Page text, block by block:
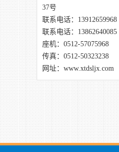
37号
联系电话：13912659968
联系电话：13862640085
座机： 0512-57075968
传真：0512-50323238
网址： www.xtdsljx.com